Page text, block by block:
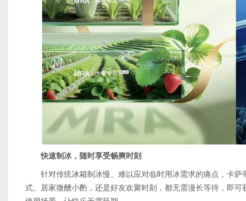
快速制冰，随时享受畅爽时刻
针对传统冰箱制冰慢、难以应对临时用冰需求的痛点，卡萨
式、居家微醺小酌，还是好友欢聚时刻，都无需漫长等待，即